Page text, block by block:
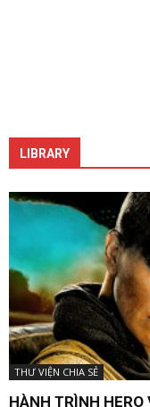
LIBRARY
THƯ VIỆN CHIA SẺ
HÀNH TRÌNH HERO